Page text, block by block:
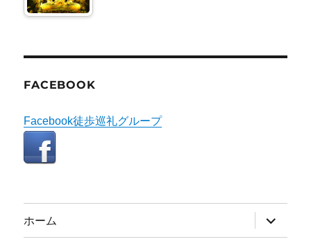
FACEBOOK
Facebook徒歩巡礼グループ
ホーム
ブ
メ